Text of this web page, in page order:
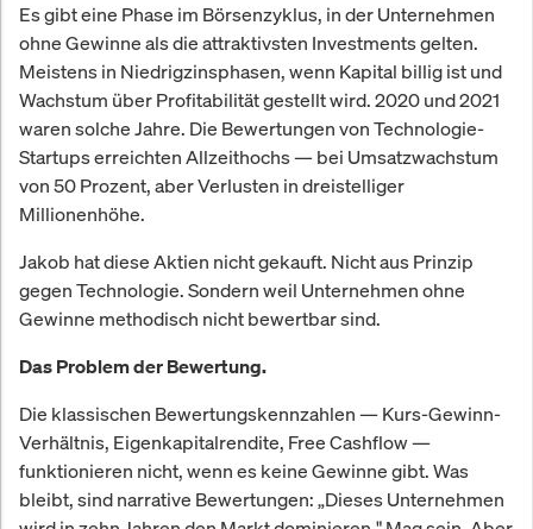
Es gibt eine Phase im Börsenzyklus, in der Unternehmen
ohne Gewinne als die attraktivsten Investments gelten.
Meistens in Niedrigzinsphasen, wenn Kapital billig ist und
Wachstum über Profitabilität gestellt wird. 2020 und 2021
waren solche Jahre. Die Bewertungen von Technologie-
Startups erreichten Allzeithochs — bei Umsatzwachstum
von 50 Prozent, aber Verlusten in dreistelliger
Millionenhöhe.
Jakob hat diese Aktien nicht gekauft. Nicht aus Prinzip
gegen Technologie. Sondern weil Unternehmen ohne
Gewinne methodisch nicht bewertbar sind.
Das Problem der Bewertung.
Die klassischen Bewertungskennzahlen — Kurs-Gewinn-
Verhältnis, Eigenkapitalrendite, Free Cashflow —
funktionieren nicht, wenn es keine Gewinne gibt. Was
bleibt, sind narrative Bewertungen: „Dieses Unternehmen